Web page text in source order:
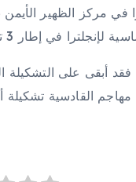
في مركز الظهير
أجراها توماس توخيل على تشكيلته.
القادسية